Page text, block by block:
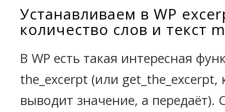
Устанавливаем в WP
количество слов и текст
В WP есть такая интересная
the_excerpt (или get_the_excerpt,
выводит значение, а передаёт).